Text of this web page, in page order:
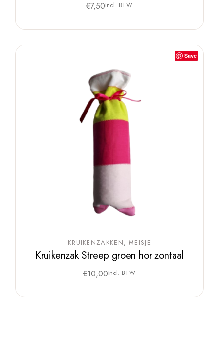
€7,50Incl. BTW
Save
KRUIKENZAKKEN MEISJE
Kruikenzak Streep groen horizontaal
€10,00Incl. BTW